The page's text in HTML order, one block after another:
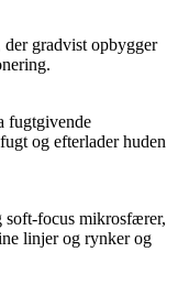
der gradvist opbygger
fugtgivende
og efterlader huden
soft-focus mikrosfærer,
linjer og rynker og